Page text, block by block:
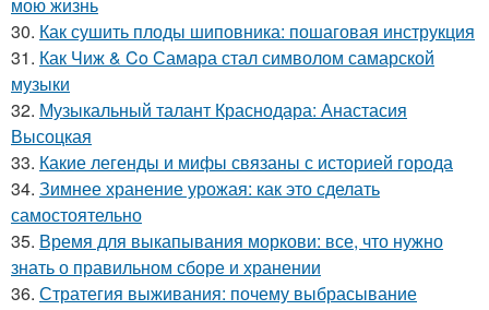
30. Как сушить плоды шиповника: пошаговая инструкция
31. Как Чиж & Co Самара стал символом самарской
музыки
32. Музыкальный талант Краснодара: Анастасия
Высоцкая
33. Какие легенды и мифы связаны с историей города
34. Зимнее хранение урожая: как это сделать
самостоятельно
35. Время для выкапывания моркови: все, что нужно
знать о правильном сборе и хранении
36. Стратегия выживания: почему выбрасывание